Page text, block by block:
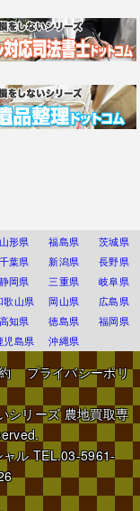
山形県 福島県
茨城県
千葉県 新潟県
長野県
静岡県 三重県
岐阜県
歌山県 岡山県
広島県
高知県 徳島県
福岡県
児島県 沖縄県
プライバシーポリ
シリーズ 農地買取専
ャルTEL.03-5961-